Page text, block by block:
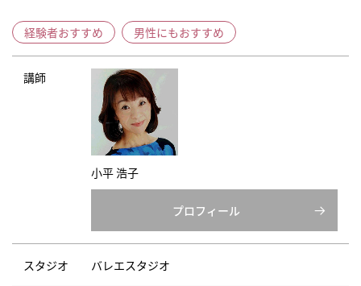
経験者おすすめ 男性にもおすすめ
講師
小平 浩子
プロフィール
スタジオ バレエスタジオ